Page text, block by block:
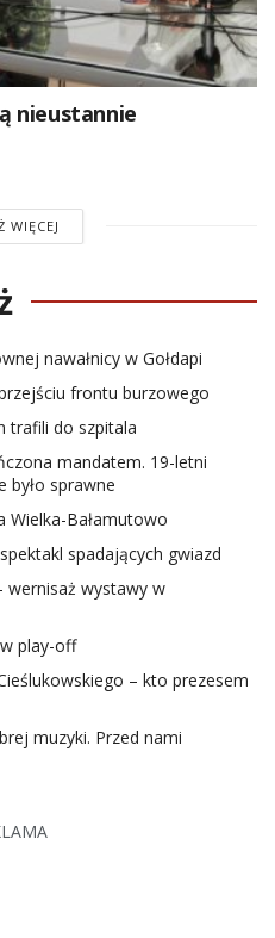
nieustannie
WIĘCEJ
nawałnicy w Gołdapi
frontu burzowego
trafili do szpitala
mandatem. 19-letni
było sprawne
Wielka-Bałamutowo
spadających gwiazd
wernisaż wystawy w
play-off
– kto prezesem
muzyki. Przed nami